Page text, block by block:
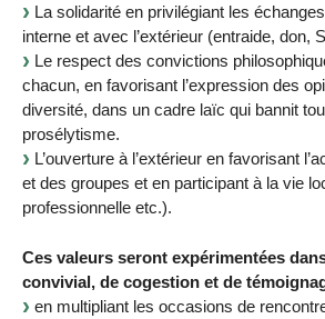
La solidarité en privilégiant les
interne et avec l’extérieur (entraide, don,
Le respect des convictions
chacun, en favorisant l’expression des
diversité, dans un cadre laïc qui bannit
prosélytisme.
L’ouverture à l’extérieur en favorisant
et des groupes et en participant à la vie
professionnelle etc.).
Ces valeurs seront expérimentées
convivial, de cogestion et de
en multipliant les occasions de